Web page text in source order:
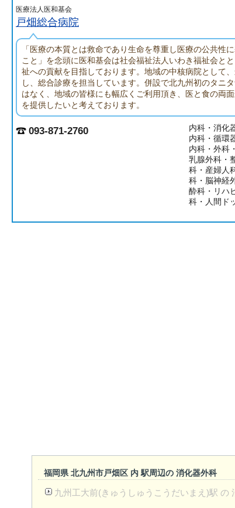
医療法人医和基会
戸畑総合病院
「医療の本質とは救命であり生命を尊重し医療の公共性
こと」を念頭に医和基会は社会福祉法人いわき福祉会と
祉への貢献を目指しております。地域の中核病院として
し、総合診療を担当しています。併設で北九州初のタニ
はなく、地域の皆様にも幅広くご利用頂き、医と食の両
を提供したいと考えております。
093-871-2760
内科・消化
内科・循環
内科・外科
乳腺外科・
科・産婦人
科・脳神経
酔科・リハ
科・人間ド
福岡県 北九州市戸畑区 内 駅周辺の 消化器外科
九州工大前(きゅうしゅうこうだいまえ)駅 の